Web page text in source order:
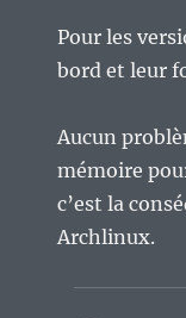
Pour les
bord et leur
Aucun
mémoire
c’est la
Archlinux.